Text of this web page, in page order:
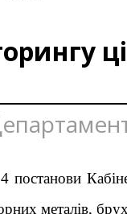
постанови
металів,